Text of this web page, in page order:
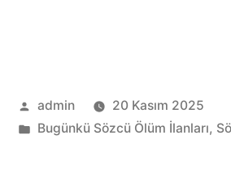
admin
20 Kasım 2025
Bugünkü Sözcü Ölüm İlanları,